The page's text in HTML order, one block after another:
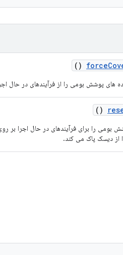
force
()
های پوشش بومی را از فرآیندهای در حال
()
بومی را برای فرآیندهای در حال اجرا بر
دیسک پاک می کند.